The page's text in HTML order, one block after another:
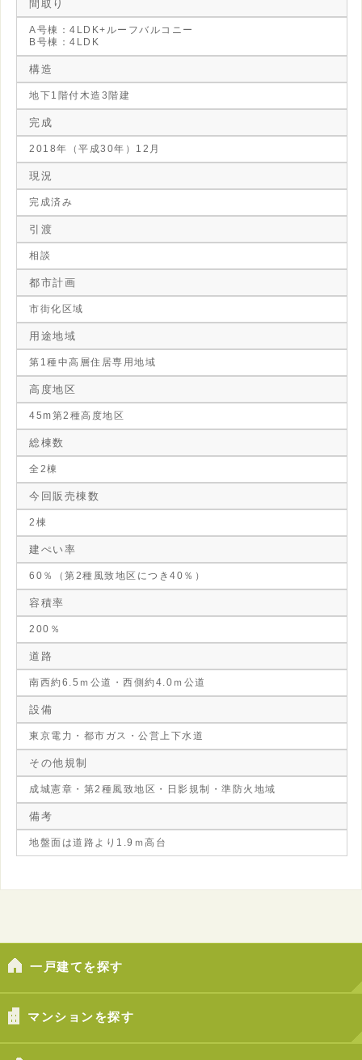
間取り
A号棟：4LDK+ルーフバルコニー
B号棟：4LDK
構造
地下1階付木造3階建
完成
2018年（平成30年）12月
現況
完成済み
引渡
相談
都市計画
市街化区域
用途地域
第1種中高層住居専用地域
高度地区
45m第2種高度地区
総棟数
全2棟
今回販売棟数
2棟
建ぺい率
60％（第2種風致地区につき40％）
容積率
200％
道路
南西約6.5ｍ公道・西側約4.0ｍ公道
設備
東京電力・都市ガス・公営上下水道
その他規制
成城憲章・第2種風致地区・日影規制・準防火地域
備考
地盤面は道路より1.9ｍ高台
一戸建てを探す
マンションを探す